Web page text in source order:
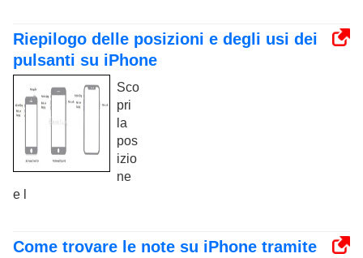
Riepilogo delle posizioni e degli usi dei
pulsanti su iPhone
Sco
pri
la
pos
izio
ne
e l
Come trovare le note su iPhone tramite